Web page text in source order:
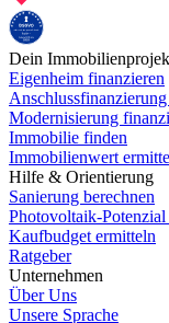
Dein
Eigenheim finanzieren
Modernisierung
Immobilie finden
Immobilienwert
Hilfe & Orientierung
Sanierung berechnen
Photovoltaik-Potenzial
Kaufbudget ermitteln
Ratgeber
Unternehmen
Über Uns
Unsere Sprache